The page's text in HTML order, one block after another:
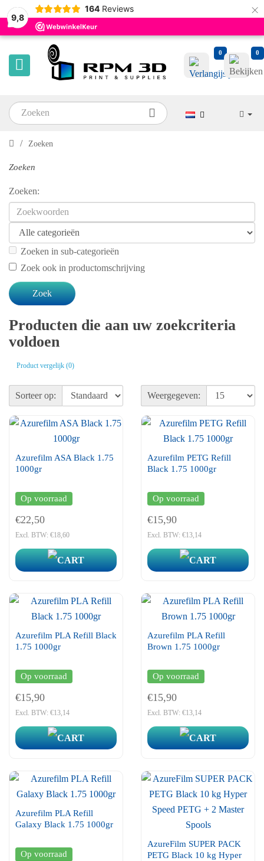
9,8
164 Reviews ×
0 0
Zoeken
Zoeken
Zoeken:
Zoeken in sub-categorieën
Zoek ook in productomschrijving
Producten die aan uw zoekcriteria
voldoen
Product vergelijk (0)
Sorteer op: Weergegeven:
Azurefilm ASA Black 1.75
1000gr
Op voorraad
€22,50
Excl. BTW: €18,60
Azurefilm PETG Refill
Black 1.75 1000gr
Op voorraad
€15,90
Excl. BTW: €13,14
Azurefilm PLA Refill Black
1.75 1000gr
Op voorraad
€15,90
Excl. BTW: €13,14
Azurefilm PLA Refill
Brown 1.75 1000gr
Op voorraad
€15,90
Excl. BTW: €13,14
Azurefilm PLA Refill
Galaxy Black 1.75 1000gr
Op voorraad
AzureFilm SUPER PACK
PETG Black 10 kg Hyper